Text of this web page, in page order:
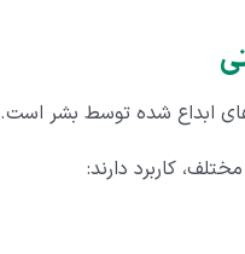
های ابداع شده توسط بشر است.
کاربرد دارند: